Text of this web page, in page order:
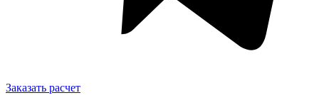
Заказать расчет